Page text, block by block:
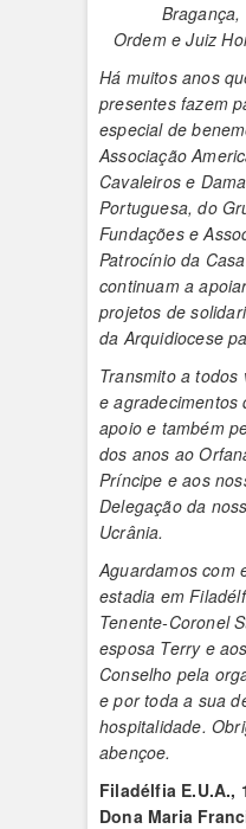
Ordem e Juiz
Há muitos anos
presentes fazem
especial de
Associação
Cavaleiros e
Portuguesa, do
Fundações e
Patrocínio da
continuam a
projetos de
da Arquidiocese
Transmito a
e agradecimentos
apoio e também
dos anos ao
Príncipe e aos
Delegação da
Ucrânia.
Aguardamos com
estadia em
Tenente-Coronel
esposa Terry e
Conselho pela
e por toda a sua
hospitalidade.
abençoe.
Filadélfia E.U.A.,
Dona Maria